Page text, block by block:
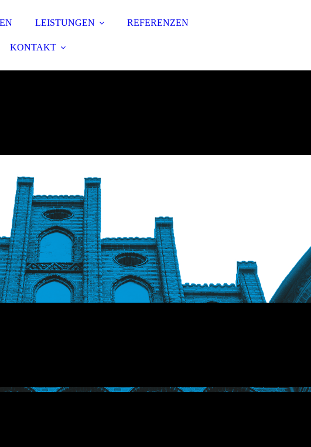
LEISTUNGEN REFERENZEN
KONTAKT